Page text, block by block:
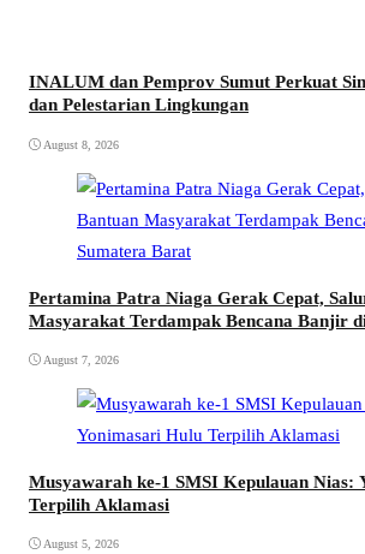
INALUM dan Pemprov Sumut Perkuat
dan Pelestarian Lingkungan
August 8, 2026
Pertamina Patra Niaga Gerak Cepat,
Masyarakat Terdampak Bencana Banjir
August 7, 2026
Musyawarah ke-1 SMSI Kepulauan Nias:
Terpilih Aklamasi
August 5, 2026